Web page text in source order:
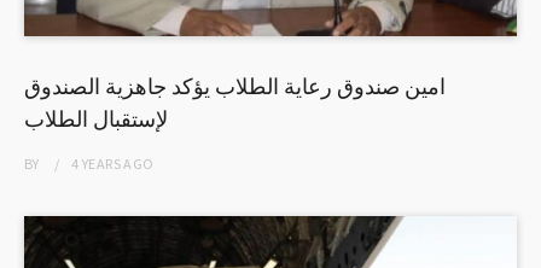
امين صندوق رعاية الطلاب يؤكد جاهزية الصندوق
لإستقبال الطلاب
BY 4 YEARSAGO